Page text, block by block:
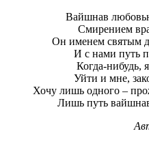
Вайшнав
Смирением
Он именем святым
И с нами путь
Когда-нибудь,
Уйти и мне,
Хочу лишь одного –
Лишь путь